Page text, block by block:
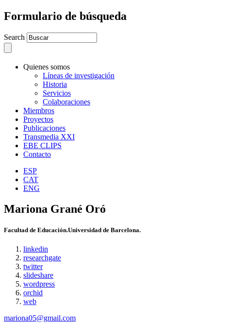
Formulario de búsqueda
Search
Quienes somos
Líneas de investigación
Historia
Servicios
Colaboraciones
Miembros
Proyectos
Publicaciones
Transmedia XXI
EBE CLIPS
Contacto
ESP
CAT
ENG
Mariona Grané Oró
Facultad de Educación.Universidad de Barcelona.
linkedin
researchgate
twitter
slideshare
wordpress
orchid
web
mariona05@gmail.com